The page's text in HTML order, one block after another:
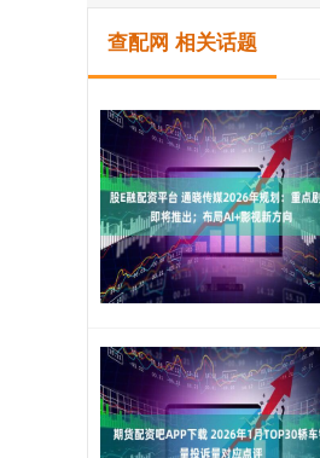
查配网 相关话题